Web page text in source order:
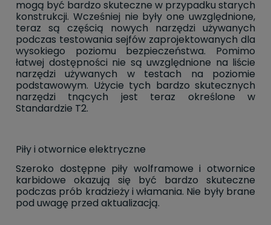
mogą być bardzo skuteczne w przypadku starych
konstrukcji. Wcześniej nie były one uwzględnione,
teraz są częścią nowych narzędzi używanych
podczas testowania sejfów zaprojektowanych dla
wysokiego poziomu bezpieczeństwa. Pomimo
łatwej dostępności nie są uwzględnione na liście
narzędzi używanych w testach na poziomie
podstawowym. Użycie tych bardzo skutecznych
narzędzi tnących jest teraz określone w
Standardzie T2.
Piły i otwornice elektryczne
Szeroko dostępne piły wolframowe i otwornice
karbidowe okazują się być bardzo skuteczne
podczas prób kradzieży i włamania. Nie były brane
pod uwagę przed aktualizacją.